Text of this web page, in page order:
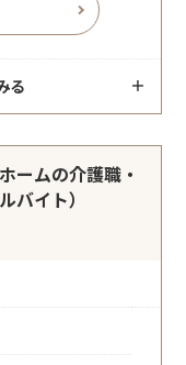
る
ームの介護職・
バイト）